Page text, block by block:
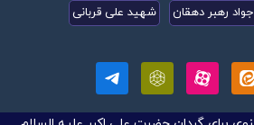
رهبر دهقان شهید علی قربانی